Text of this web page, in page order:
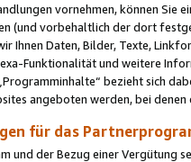
vornehmen, können Sie
(und vorbehaltlich der dort
Ihnen Daten, Bilder, Texte,
Funktionalität und weitere
bezieht sich
angeboten werden, bei
für das
und der Bezug einer Vergütung